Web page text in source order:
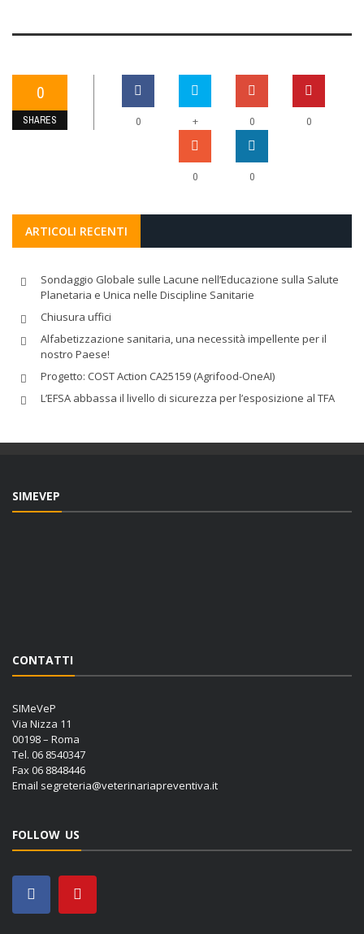
0
SHARES 0 + 0 0
0 0
ARTICOLI RECENTI
Sondaggio Globale sulle Lacune nell’Educazione sulla Salute
Planetaria e Unica nelle Discipline Sanitarie
Chiusura uffici
Alfabetizzazione sanitaria, una necessità impellente per il
nostro Paese!
Progetto: COST Action CA25159 (Agrifood-OneAI)
L’EFSA abbassa il livello di sicurezza per l’esposizione al TFA
SIMEVEP
CONTATTI
SIMeVeP
Via Nizza 11
00198 – Roma
Tel. 06 8540347
Fax 06 8848446
Email segreteria@veterinariapreventiva.it
FOLLOW US